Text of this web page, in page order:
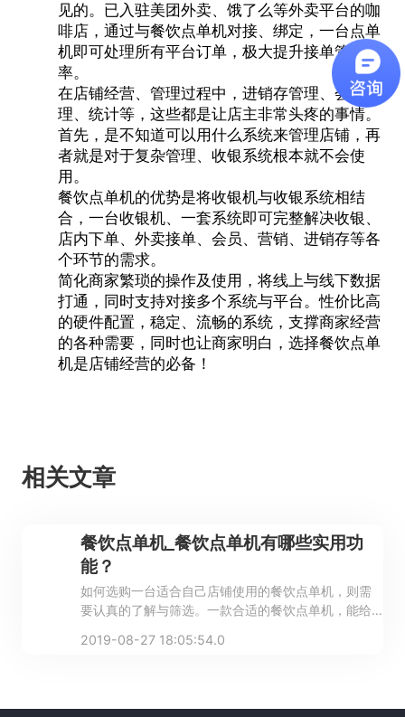
见的。已入驻美团外卖、饿了么等外卖平台的咖
啡店，通过与餐饮点单机对接、绑定，一台点单
机即可处理所有平台订单，极大提升接单管理效
率。
在店铺经营、管理过程中，进销存管理、会员管
理、统计等，这些都是让店主非常头疼的事情。
首先，是不知道可以用什么系统来管理店铺，再
者就是对于复杂管理、收银系统根本就不会使
用。
餐饮点单机的优势是将收银机与收银系统相结
合，一台收银机、一套系统即可完整解决收银、
店内下单、外卖接单、会员、营销、进销存等各
个环节的需求。
简化商家繁琐的操作及使用，将线上与线下数据
打通，同时支持对接多个系统与平台。性价比高
的硬件配置，稳定、流畅的系统，支撑商家经营
的各种需要，同时也让商家明白，选择餐饮点单
机是店铺经营的必备！
相关文章
餐饮点单机_餐饮点单机有哪些实用功
能？
如何选购一台适合自己店铺使用的餐饮点单机，则需
要认真的了解与筛选。一款合适的餐饮点单机，能给
2019-08-27 18:05:54.0